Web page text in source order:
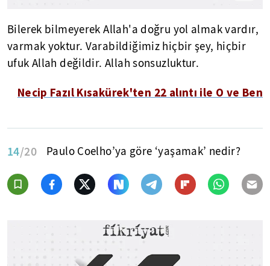
Bilerek bilmeyerek Allah'a doğru yol almak vardır,
varmak yoktur. Varabildiğimiz hiçbir şey, hiçbir
ufuk Allah değildir. Allah sonsuzluktur.
Necip Fazıl Kısakürek'ten 22 alıntı ile O ve Ben
14/20 Paulo Coelho’ya göre ‘yaşamak’ nedir?